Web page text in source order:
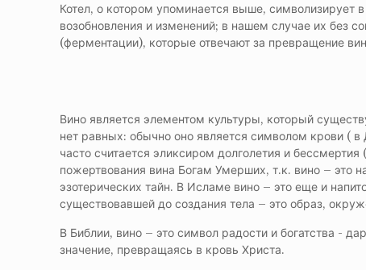
Котел, о котором упоминается выше, символизирует
возобновления и изменений; в нашем случае их без
(ферментации), которые отвечают за превращение
Вино является элементом культуры, который
нет равных: обычно оно является символом крови (
часто считается эликсиром долголетия и
пожертвования вина Богам Умерших, т.к. вино – это
эзотерических тайн. В Исламе вино – это еще и
существовавшей до создания тела – это образ,
В Библии, вино – это символ радости и богатства -
значение, превращаясь в кровь Христа.